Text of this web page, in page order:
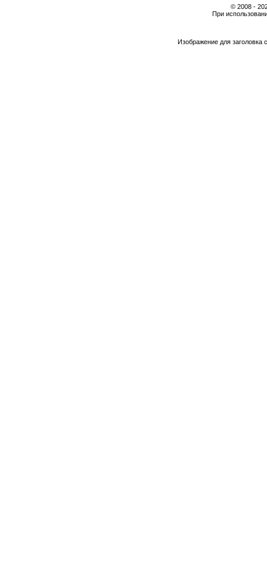
© 2008 -
При
Изображение для